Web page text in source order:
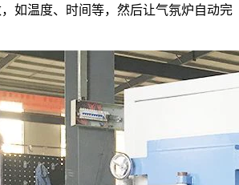
如温度、时间等，然后让气氛炉自动完